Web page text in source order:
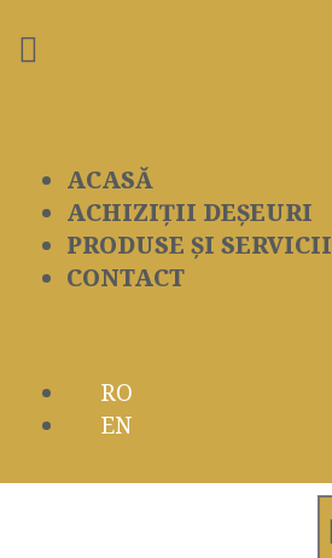
ACASĂ
ACHIZIȚII DEȘEURI
PRODUSE ȘI SERVICII
CONTACT
RO
EN